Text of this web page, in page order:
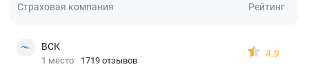
Страховая компания Рейтинг
ВСК
1 место 1719 отзывов
4.9